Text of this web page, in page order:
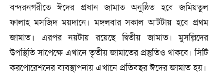
বন্দরনগরীতে ঈদের প্রধান জামাত অনুষ্ঠিত হবে জমিয়তুল
ফালাহ মসজিদ ময়দানে। মঙ্গলবার সকাল আটটায় হবে প্রথম
জামাত। এরপর নয়টায় রয়েছে দ্বিতীয় জামাত। মুসল্লিদের
উপস্থিতি সাপেক্ষে এখানে তৃতীয় জামাতের প্রস্তুতিও থাকবে। সিটি
করপোরেশনের ব্যবস্থাপনায় এখানে প্রতিবছর ঈদের জামাত হয়।